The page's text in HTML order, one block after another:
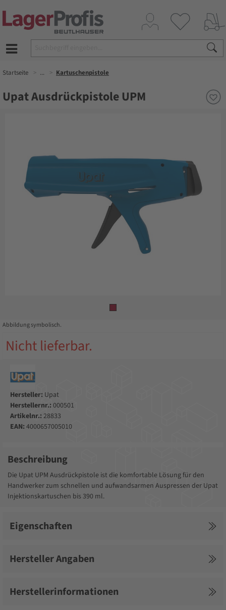
Startseite ... Kartuschenpistole
Upat Ausdrückpistole UPM
Abbildung symbolisch.
Nicht lieferbar.
Hersteller: Upat
Herstellernr.: 000501
Artikelnr.: 28833
EAN: 4000657005010
Beschreibung
Die Upat UPM Ausdrückpistole ist die komfortable Lösung für den
Handwerker zum schnellen und aufwandsarmen Auspressen der Upat
Injektionskartuschen bis 390 ml.
Eigenschaften
Hersteller Angaben
Herstellerinformationen